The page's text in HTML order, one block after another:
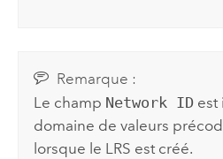
Remarque :
Le champ Network ID est
domaine de valeurs
lorsque le LRS est créé.